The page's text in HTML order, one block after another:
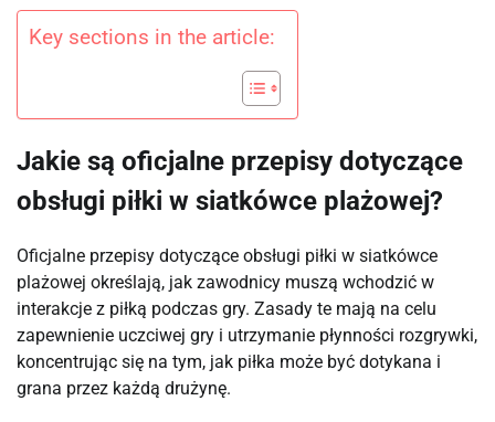
Key sections in the article:
Jakie są oficjalne przepisy dotyczące
obsługi piłki w siatkówce plażowej?
Oficjalne przepisy dotyczące obsługi piłki w siatkówce
plażowej określają, jak zawodnicy muszą wchodzić w
interakcje z piłką podczas gry. Zasady te mają na celu
zapewnienie uczciwej gry i utrzymanie płynności rozgrywki,
koncentrując się na tym, jak piłka może być dotykana i
grana przez każdą drużynę.